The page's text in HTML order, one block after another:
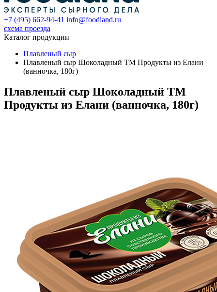
+7 (495) 662-94-41 info@foodland.ru
схема проезда
Каталог продукции
Плавленый сыр
Плавленый сыр Шоколадный TM Продукты из Елани
(ванночка, 180г)
Плавленый сыр Шоколадный TM
Продукты из Елани (ванночка, 180г)